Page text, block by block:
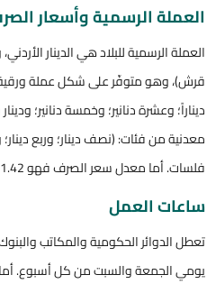
العملة الرسمية وأسعار
قرش)، وهو متوفّر على شكل عملة
ديناراً؛ وعشرة دنانير؛ وخمسة دنانير؛
فلسات. أما معدل سعر الصرف فهو 1.42 دولار أمريكي لكل دينار أردني.
ساعات العمل
تعطل الدوائر الحكومية والمكاتب
يومي الجمعة والسبت من كل أسبوع.